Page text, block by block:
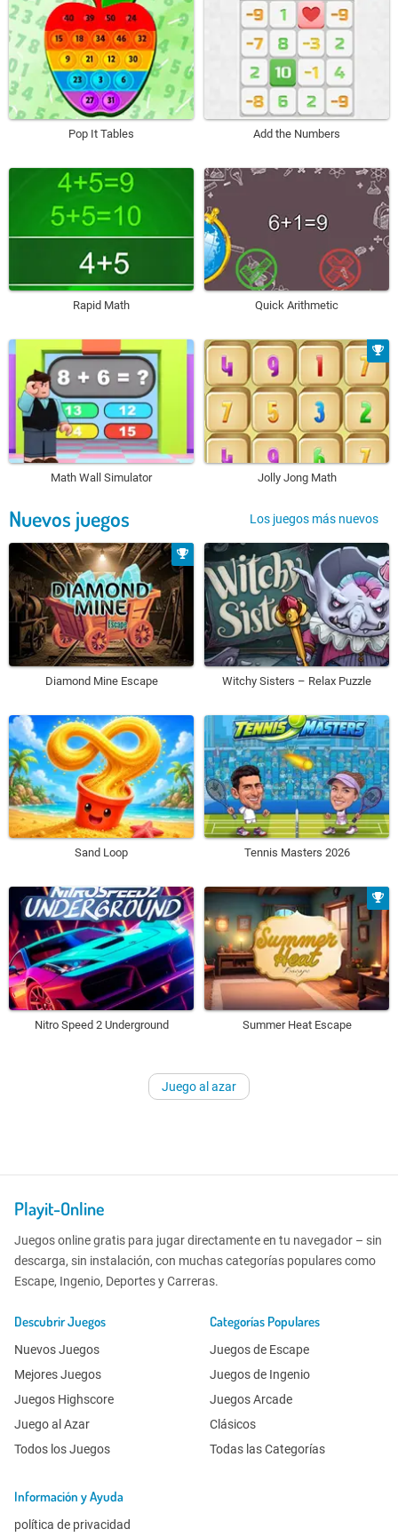
Pop It Tables Add the Numbers
Rapid Math Quick Arithmetic
Math Wall Simulator Jolly Jong Math
Nuevos juegos Los juegos más nuevos
Diamond Mine Escape Witchy Sisters – Relax Puzzle
Sand Loop Tennis Masters 2026
Nitro Speed 2 Underground Summer Heat Escape
Juego al azar
Playit-Online
Juegos online gratis para jugar directamente en tu navegador – sin
descarga, sin instalación, con muchas categorías populares como
Escape, Ingenio, Deportes y Carreras.
Descubrir Juegos
Nuevos Juegos
Mejores Juegos
Juegos Highscore
Juego al Azar
Todos los Juegos
Categorías Populares
Juegos de Escape
Juegos de Ingenio
Juegos Arcade
Clásicos
Todas las Categorías
Información y Ayuda
política de privacidad